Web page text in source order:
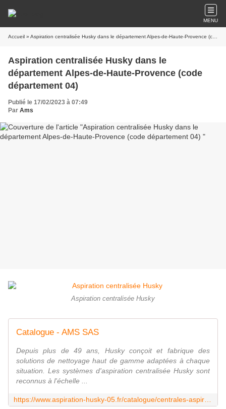
MENU
Accueil » Aspiration centralisée Husky dans le département Alpes-de-Haute-Provence (code département 04)
Aspiration centralisée Husky dans le
département Alpes-de-Haute-Provence (code
département 04)
Publié le 17/02/2023 à 07:49
Par Ams
Aspiration centralisée Husky
Catalogue - AMS SAS
Depuis plus de 49 ans, Husky conçoit et fabrique des
solutions de nettoyage haut de gamme adaptées à chaque
situation. Les systèmes d'aspiration centralisée Husky sont
reconnus à l'échelle ...